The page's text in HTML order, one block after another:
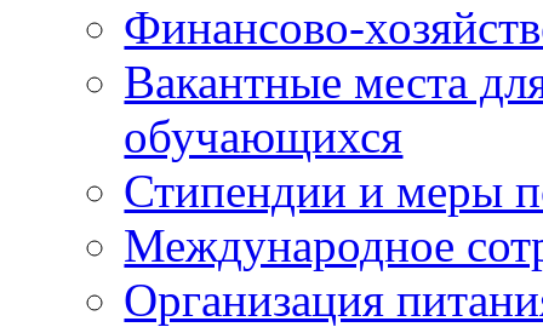
Финансово-
Вакантные места
обучающихся
Стипендии и меры
Международное
Организация